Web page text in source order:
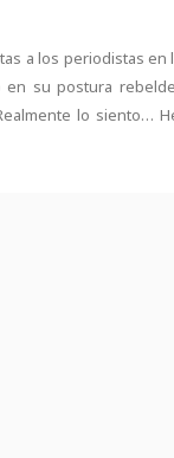
a los periodistas
en su postura
lo siento…